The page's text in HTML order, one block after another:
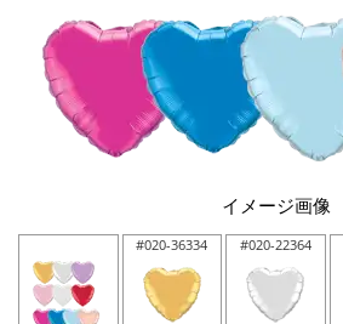
イメージ画像
#020-36334 #020-22364